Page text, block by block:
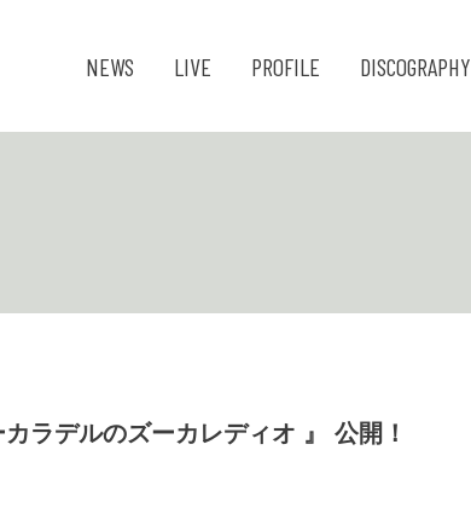
NEWS LIVE PROFILE DISCOGRAPHY
ラデルのズーカレディオ 』 公開！